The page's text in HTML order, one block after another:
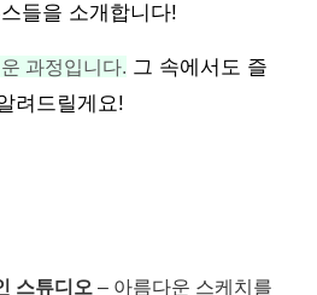
들을 소개합니다!
과정입니다. 그 속에서도 즐
려드릴게요!
스튜디오 – 아름다운 스케치를